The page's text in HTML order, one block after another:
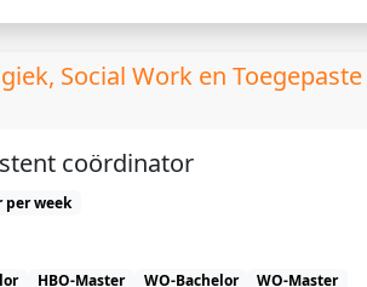
Social Work en Toegepaste
coördinator
per week
HBO-Master WO-Bachelor
WO-Master